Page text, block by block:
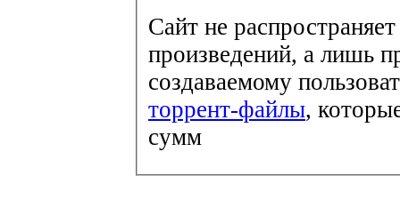
Сайт не
произведений, а лишь
создаваемому
торрент-файлы,
сумм